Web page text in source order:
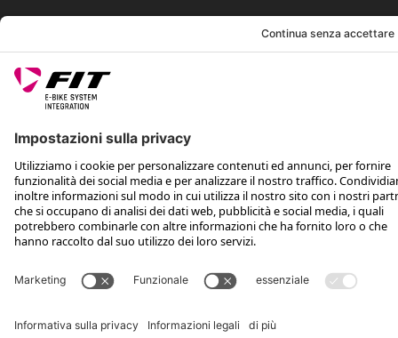
SEGUICI SU
*Prezzo consigliato non vincolante, incl. IVA e spese di spedizione
Rotax Bike Technology AG © 2025